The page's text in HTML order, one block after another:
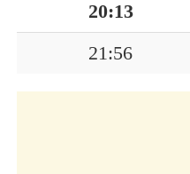
20:13
21:56